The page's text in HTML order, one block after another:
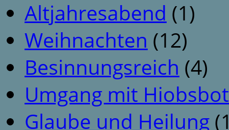
Altjahresabend (1)
Weihnachten (12)
Besinnungsreich (4)
Umgang mit
Glaube und Heilung